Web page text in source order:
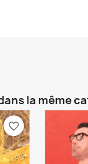
la même
favorite_border